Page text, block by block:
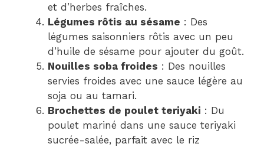
et d’herbes fraîches.
Légumes rôtis au sésame : Des
légumes saisonniers rôtis avec un peu
d’huile de sésame pour ajouter du goût.
Nouilles soba froides : Des nouilles
servies froides avec une sauce légère au
soja ou au tamari.
Brochettes de poulet teriyaki : Du
poulet mariné dans une sauce teriyaki
sucrée-salée, parfait avec le riz